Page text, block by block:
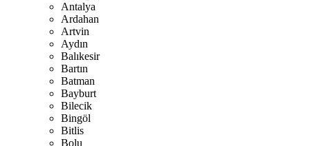
Antalya
Ardahan
Artvin
Aydın
Balıkesir
Bartın
Batman
Bayburt
Bilecik
Bingöl
Bitlis
Bolu